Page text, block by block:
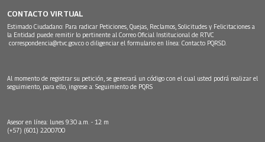
CONTACTO VIRTUAL
Estimado Ciudadano: Para radicar Peticiones, Quejas, Reclamos, Solicitudes y Felicitaciones a
la Entidad puede remitir lo pertinente al Correo Oficial Institucional de RTVC
correspondencia@rtvc.gov.co o diligenciar el formulario en línea: Contacto PQRSD.
Al momento de registrar su petición, se generará un código con el cual usted podrá realizar el
seguimiento, para ello, ingrese a: Seguimiento de PQRS
Asesor en línea: lunes 9:30 a.m. - 12 m
(+57) (601) 2200700